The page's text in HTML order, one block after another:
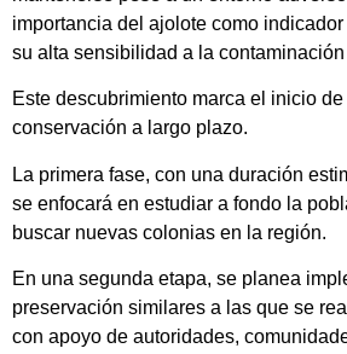
importancia del ajolote como
su alta sensibilidad a la
Este descubrimiento marca el inicio
conservación a largo plazo.
La primera fase, con una duración
se enfocará en estudiar a fondo la
buscar nuevas colonias en la región.
En una segunda etapa, se planea
preservación similares a las que se
con apoyo de autoridades,